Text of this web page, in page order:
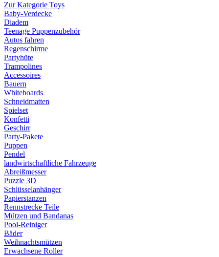
Zur Kategorie Toys
Baby-Verdecke
Diadem
Teenage Puppenzubehör
Autos fahren
Regenschirme
Partyhüte
Trampolines
Accessoires
Bauern
Whiteboards
Schneidmatten
Spielset
Konfetti
Geschirr
Party-Pakete
Puppen
Pendel
landwirtschaftliche Fahrzeuge
Abreißmesser
Puzzle 3D
Schlüsselanhänger
Papierstanzen
Rennstrecke Teile
Mützen und Bandanas
Pool-Reiniger
Bäder
Weihnachtsmützen
Erwachsene Roller